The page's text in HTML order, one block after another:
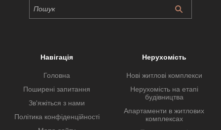
Навігація
Головна
Поширені запитання
Зв'яжіться з нами
Політика конфіденційності
Нерухомість
Нові житлові комплекси
Нерухомість на етапі
будівництва
Апартаменти в житлових
комплексах